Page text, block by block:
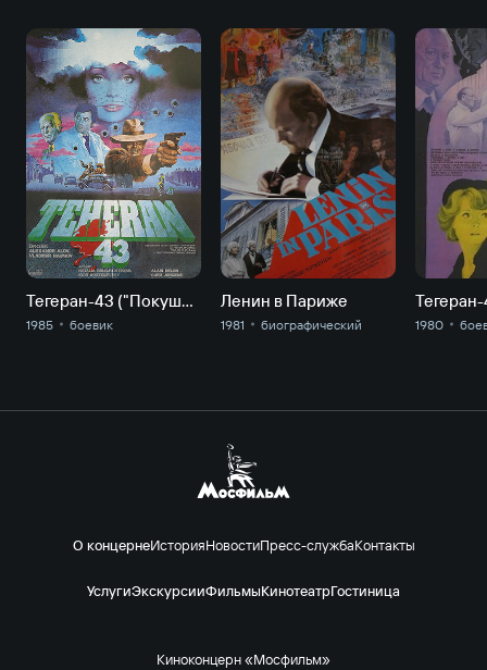
Тегеран-43 ("Покушение")
1985 боевик
Ленин в Париже
1981 биографический 1980
О концернеИсторияНовостиПресс-службаКонтакты
УслугиЭкскурсииФильмыКинотеатрГостиница
Киноконцерн «Мосфильм»